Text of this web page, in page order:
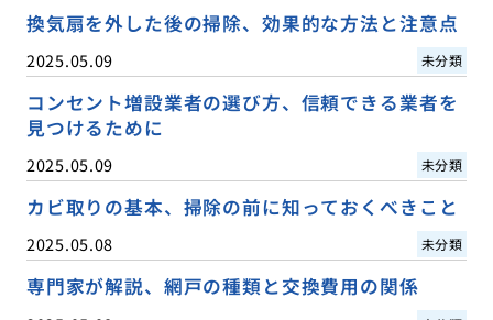
換気扇を外した後の掃除、効果的な方法と注意点
2025.05.09 未分類
コンセント増設業者の選び方、信頼できる業者を
見つけるために
2025.05.09 未分類
カビ取りの基本、掃除の前に知っておくべきこと
2025.05.08 未分類
専門家が解説、網戸の種類と交換費用の関係